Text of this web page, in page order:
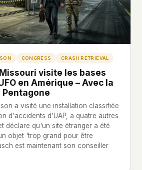
CONGRESS CRASH RETRIEVAL
visite les bases
en Amérique – Avec la
a visité une installation classifiée
d'accidents d'UAP, a quatre autres
déclare qu'un site étranger a été
objet 'trop grand pour être
est maintenant son conseiller